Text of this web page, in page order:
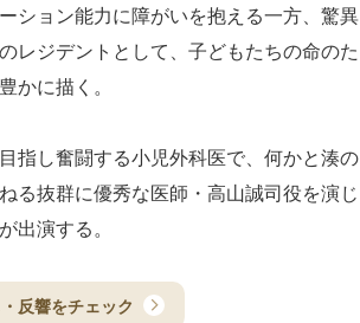
ション能力に障がいを抱える一方、驚異
レジデントとして、子どもたちの命のた
かに描く。
指し奮闘する小児外科医で、何かと湊の
る抜群に優秀な医師・高山誠司役を演じ
出演する。
反響をチェック